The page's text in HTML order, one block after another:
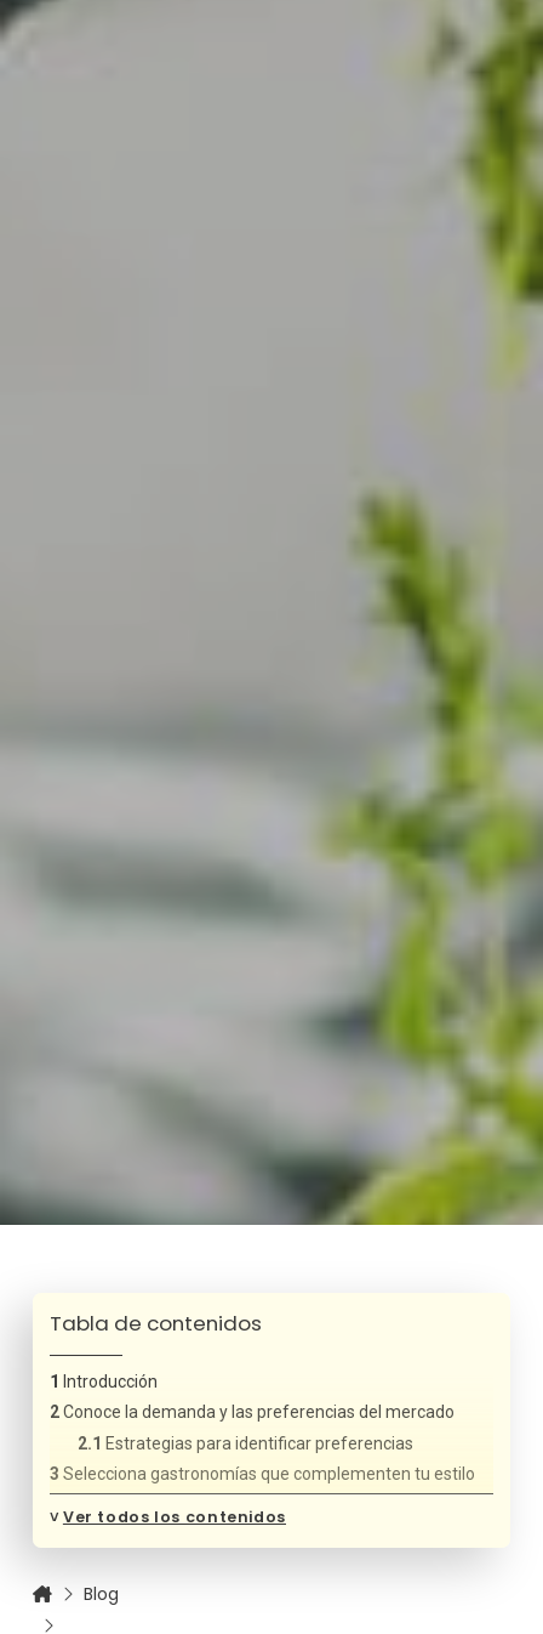
Tabla de contenidos
Introducción
Conoce la demanda y las preferencias del mercado
Estrategias para identificar preferencias
Selecciona gastronomías que complementen tu estilo
Adapta los platos internacionales al paladar local
˅Ver todos los contenidos
Blog